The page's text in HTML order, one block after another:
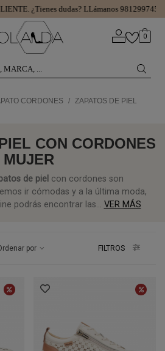
¿Tienes dudas? LLámanos 98129974515
0
CORDONES / ZAPATOS DE PIEL
CON CORDONES
MUJER
de piel con cordones son
ir cómodas y a la última moda,
podrás encontrar las... VER MÁS
FILTROS
por